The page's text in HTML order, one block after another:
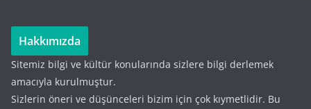
Hakkımızda
Sitemiz bilgi ve kültür konularında sizlere bilgi derlemek
amacıyla kurulmuştur.
Sizlerin öneri ve düşünceleri bizim için çok kıymetlidir. Bu